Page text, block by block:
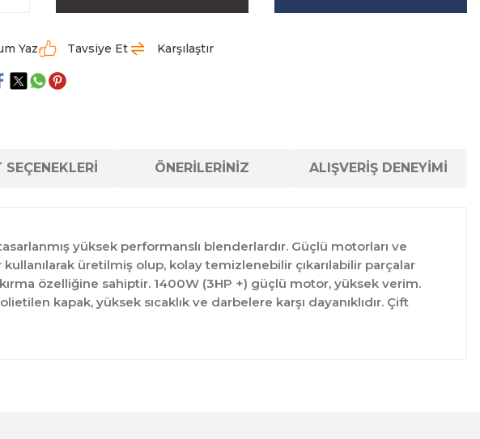
Yaz Tavsiye Et Karşılaştır
ÖNERİLERİNİZ ALIŞVERİŞ DENEYİMİ
yüksek performanslı blenderlardır. Güçlü motorları ve
kullanılarak üretilmiş olup, kolay temizlenebilir çıkarılabilir parçalar
özelliğine sahiptir. 1400W (3HP +) güçlü motor, yüksek verim.
kapak, yüksek sıcaklık ve darbelere karşı dayanıklıdır. Çift